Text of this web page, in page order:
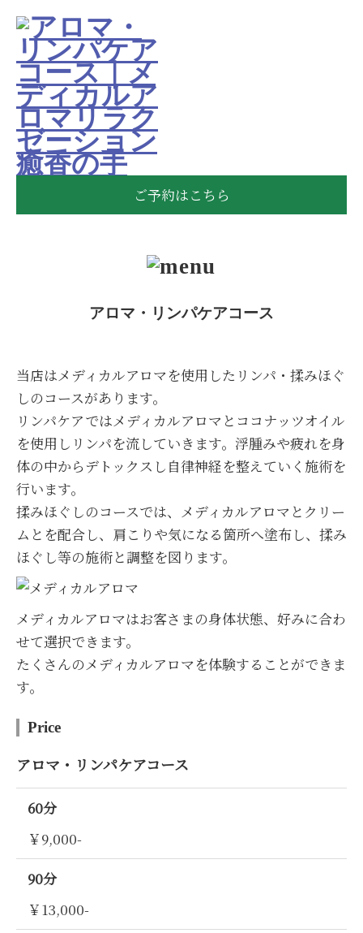
ご予約はこちら
アロマ・リンパケアコース
当店はメディカルアロマを使用したリンパ・揉みほぐ
しのコースがあります。
リンパケアではメディカルアロマとココナッツオイル
を使用しリンパを流していきます。浮腫みや疲れを身
体の中からデトックスし自律神経を整えていく施術を
行います。
揉みほぐしのコースでは、メディカルアロマとクリー
ムとを配合し、肩こりや気になる箇所へ塗布し、揉み
ほぐし等の施術と調整を図ります。
メディカルアロマはお客さまの身体状態、好みに合わ
せて選択できます。
たくさんのメディカルアロマを体験することができま
す。
Price
アロマ・リンパケアコース
60分
￥9,000-
90分
￥13,000-